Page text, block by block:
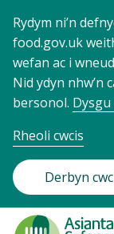
Rydym ni’n
food.gov.uk
wefan ac i
Nid ydyn nhw’n
bersonol.
Rheoli cwcis
Derbyn
Food